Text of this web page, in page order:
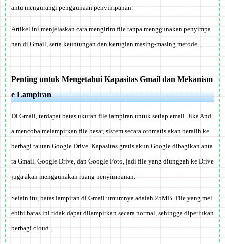
antu mengurangi penggunaan penyimpanan.
Artikel ini menjelaskan cara mengirim file tanpa menggunakan penyimpa
nan di Gmail, serta keuntungan dan kerugian masing-masing metode.
Penting untuk Mengetahui Kapasitas Gmail dan Mekanism
e Lampiran
Di Gmail, terdapat batas ukuran file lampiran untuk setiap email. Jika And
a mencoba melampirkan file besar, sistem secara otomatis akan beralih ke
berbagi tautan Google Drive. Kapasitas gratis akun Google dibagikan anta
ra Gmail, Google Drive, dan Google Foto, jadi file yang diunggah ke Drive
juga akan menggunakan ruang penyimpanan.
Selain itu, batas lampiran di Gmail umumnya adalah 25MB. File yang mel
ebihi batas ini tidak dapat dilampirkan secara normal, sehingga diperlukan
berbagi cloud.